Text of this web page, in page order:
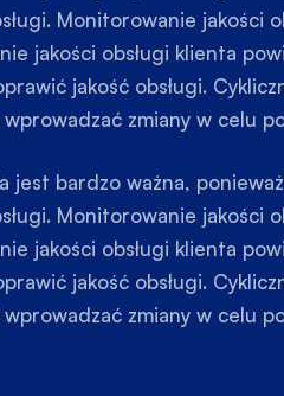
Monitorowanie jakości
jakości obsługi klienta
jakość obsługi.
zmiany w celu
jest bardzo ważna,
Monitorowanie jakości
jakości obsługi klienta
jakość obsługi.
zmiany w celu